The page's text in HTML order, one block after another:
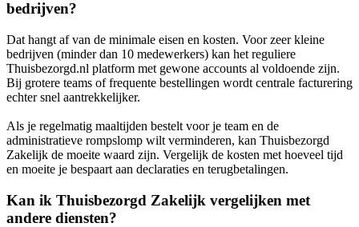
bedrijven?
Dat hangt af van de minimale eisen en kosten. Voor zeer kleine
bedrijven (minder dan 10 medewerkers) kan het reguliere
Thuisbezorgd.nl platform met gewone accounts al voldoende zijn.
Bij grotere teams of frequente bestellingen wordt centrale facturering
echter snel aantrekkelijker.
Als je regelmatig maaltijden bestelt voor je team en de
administratieve rompslomp wilt verminderen, kan Thuisbezorgd
Zakelijk de moeite waard zijn. Vergelijk de kosten met hoeveel tijd
en moeite je bespaart aan declaraties en terugbetalingen.
Kan ik Thuisbezorgd Zakelijk vergelijken met
andere diensten?